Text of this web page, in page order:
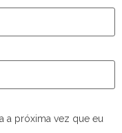
a próxima vez que eu